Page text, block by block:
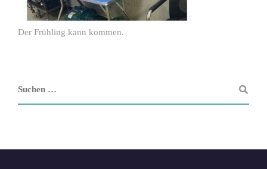
Der Frühling kann kommen.